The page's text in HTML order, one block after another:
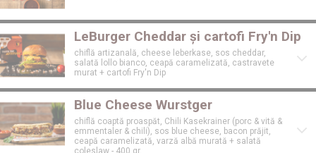
LeBurger Cheddar și cartofi Fry'n Dip
chiflă artizanală, cheese leberkase, sos cheddar,
salată lollo bianco, ceapă caramelizată, castravete
murat + cartofi Fry'n Dip
Blue Cheese Wurstger
chiflă coaptă proaspăt, Chili Kasekrainer (porc & vită &
emmentaler & chili), sos blue cheese, bacon prăjit,
ceapă caramelizată, varză albă murată + salată
coleslaw - 400 gr.